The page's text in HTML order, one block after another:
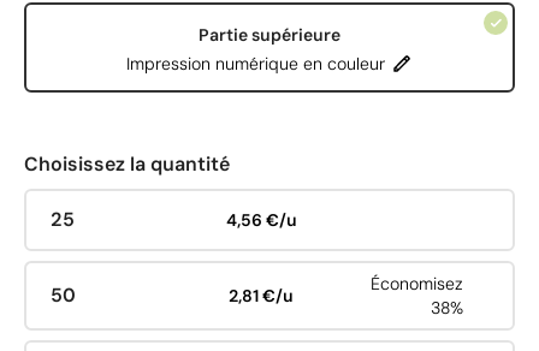
Partie supérieure
Impression numérique en couleur
Choisissez la quantité
25 4,56 €/u
50 2,81 €/u
Économisez
38%